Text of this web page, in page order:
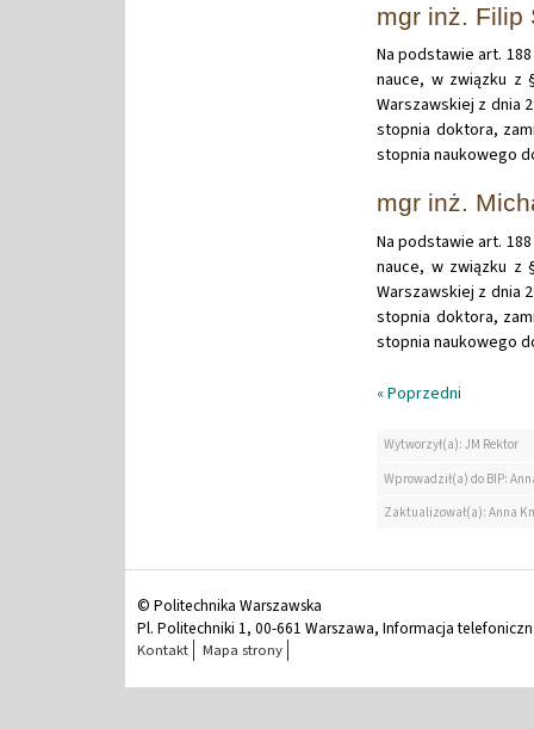
mgr inż. Filip
Na podstawie art.
nauce, w związku z
Warszawskiej z dnia
stopnia doktora,
stopnia naukowego
mgr inż.
Na podstawie art.
nauce, w związku z
Warszawskiej z dnia
stopnia doktora,
stopnia naukowego
« Poprzedni
Wytworzył(a): JM Rektor
Wprowadził(a) do BIP:
Zaktualizował(a): Anna
© Politechnika Warszawska
Pl. Politechniki 1, 00-661 Warszawa, Informacja
Kontakt Mapa strony